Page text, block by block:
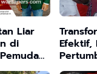
Liar
di
Dinas
Efektif,
Persen